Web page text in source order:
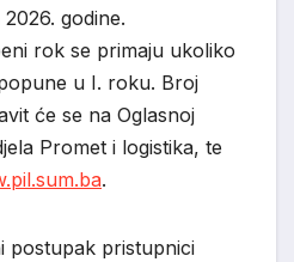
godine.
rok se primaju ukoliko
u I. roku. Broj
će se na Oglasnoj
Promet i logistika, te
.
postupak pristupnici